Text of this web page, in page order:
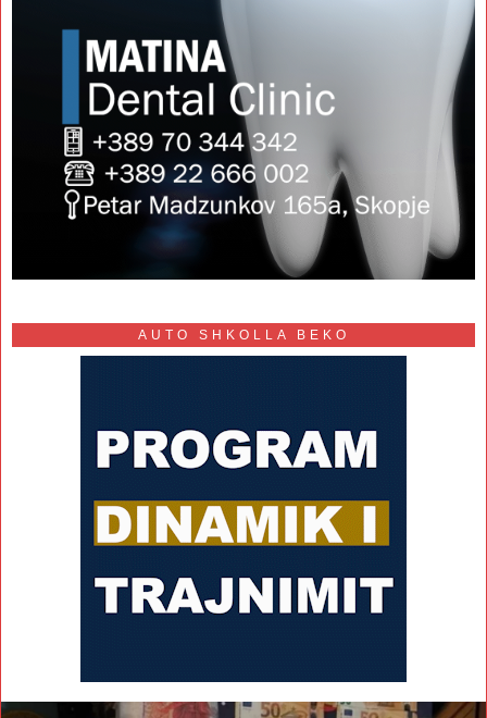
AUTO SHKOLLA BEKO